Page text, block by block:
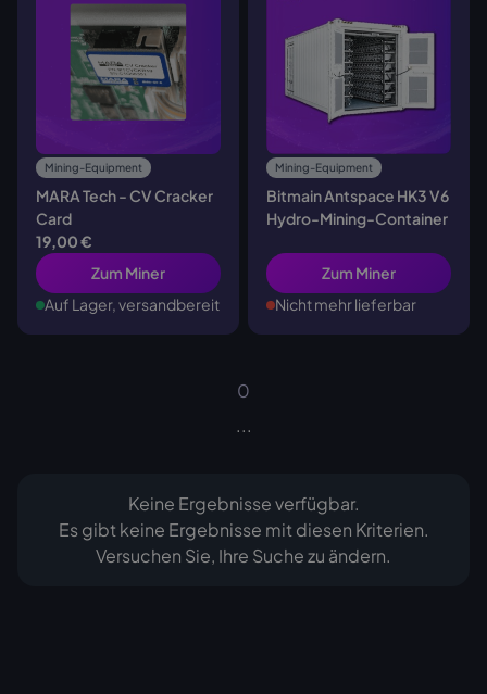
Mining-Equipment
MARA Tech - CV Cracker
Card
19,00 €
Zum Miner
Auf Lager, versandbereit
Mining-Equipment
Bitmain Antspace HK3 V6
Hydro-Mining-Container
Zum Miner
Nicht mehr lieferbar
0
...
Keine Ergebnisse verfügbar.
Es gibt keine Ergebnisse mit diesen Kriterien.
Versuchen Sie, Ihre Suche zu ändern.